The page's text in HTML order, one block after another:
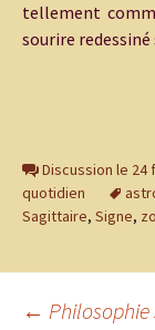
tellement
sourire redessiné
Discussion le 24
quotidien
Sagittaire, Signe,
← Philosophie